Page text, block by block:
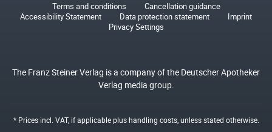
Terms and conditions
Cancellation guidance
Accessibility Statement
Data protection statement
Imprint
Privacy Settings
The Franz Steiner Verlag is a company of the Deutscher Apotheker
Verlag media group.
* Prices incl. VAT, if applicable plushandling costs, unless stated otherwise.